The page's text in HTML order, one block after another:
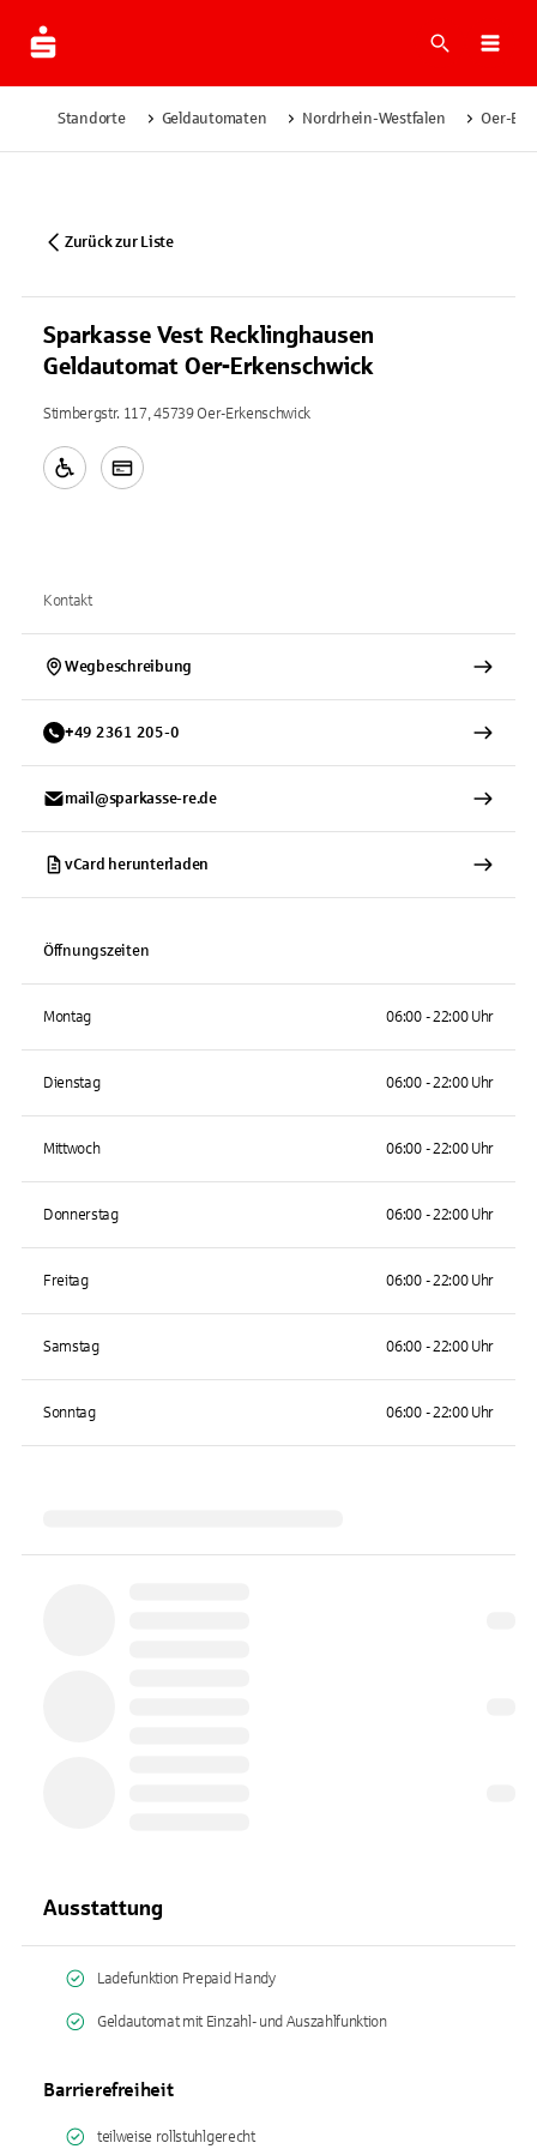
Suche
Standorte Geldautomaten Nordrhein-Westfalen Oer-
Zurück zur Liste
Sparkasse Vest Recklinghausen
Geldautomat Oer-Erkenschwick
Stimbergstr. 117, 45739 Oer-Erkenschwick
Kontakt
Wegbeschreibung
+49 2361 205-0
mail@sparkasse-re.de
vCard herunterladen
Öffnungszeiten
Montag 06:00 - 22:00 Uhr
Dienstag 06:00 - 22:00 Uhr
Mittwoch 06:00 - 22:00 Uhr
Donnerstag 06:00 - 22:00 Uhr
Freitag 06:00 - 22:00 Uhr
Samstag 06:00 - 22:00 Uhr
Sonntag 06:00 - 22:00 Uhr
Ausstattung
Ladefunktion Prepaid Handy
Geldautomat mit Einzahl- und Auszahlfunktion
Barrierefreiheit
teilweise rollstuhlgerecht